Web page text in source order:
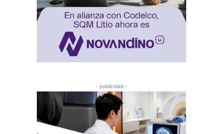
- publicidad -